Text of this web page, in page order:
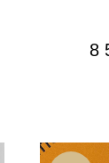
8